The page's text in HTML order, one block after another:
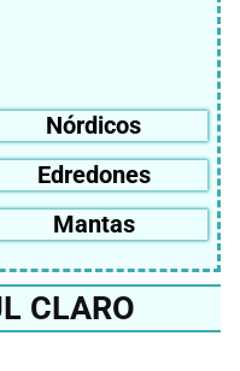
Nórdicos
Edredones
Mantas
CLARO